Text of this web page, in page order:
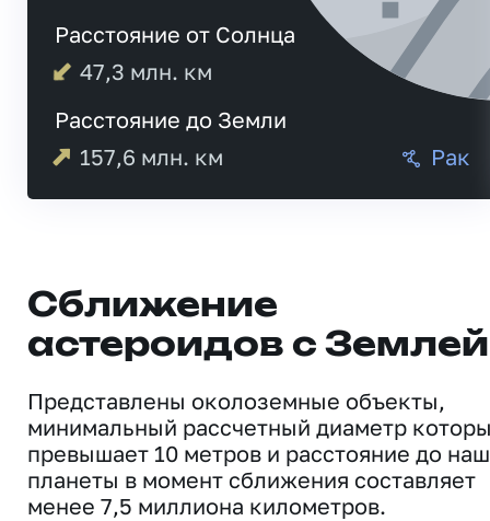
Расстояние от Солнца
47,3 млн. км
Расстояние до Земли
157,6 млн. км Рак
Сближение
астероидов с Землей
Представлены околоземные объекты,
минимальный рассчетный диаметр
превышает 10 метров и расстояние до
планеты в момент сближения составляет
менее 7,5 миллиона километров.